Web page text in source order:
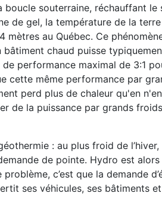
boucle souterraine, réchauffant le
de gel, la température de la
mètres au Québec. Ce
bâtiment chaud puisse
performance maximal de 3:1
cette même performance par
perd plus de chaleur qu'en
de la puissance par grands
: au plus froid de
de pointe. Hydro est
c’est que la demande
ses véhicules, ses bâtiments et